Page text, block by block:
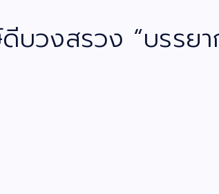
บวงสรวง “บรรย